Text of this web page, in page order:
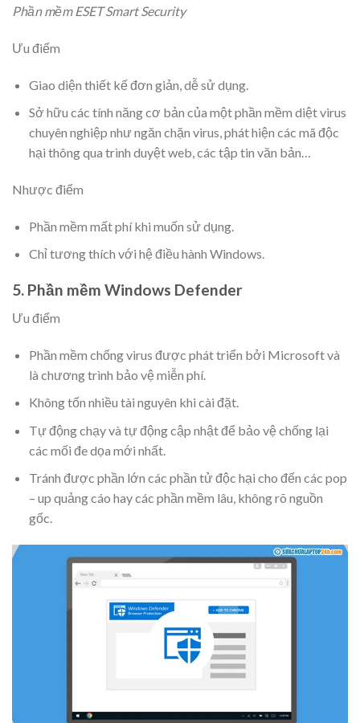
Phần mềm ESET Smart Security
Ưu điểm
Giao diện thiết kế đơn giản, dễ sử dụng.
Sở hữu các tính năng cơ bản của một phần mềm diệt virus
chuyên nghiệp như ngăn chặn virus, phát hiện các mã độc
hại thông qua trình duyệt web, các tập tin văn bản…
Nhược điểm
Phần mềm mất phí khi muốn sử dụng.
Chỉ tương thích với hệ điều hành Windows.
5. Phần mềm Windows Defender
Ưu điểm
Phần mềm chống virus được phát triển bởi Microsoft và
là chương trình bảo vệ miễn phí.
Không tốn nhiều tài nguyên khi cài đặt.
Tự động chạy và tự động cập nhật để bảo vệ chống lại
các mối đe dọa mới nhất.
Tránh được phần lớn các phần tử độc hại cho đến các pop
– up quảng cáo hay các phần mềm lâu, không rõ nguồn
gốc.